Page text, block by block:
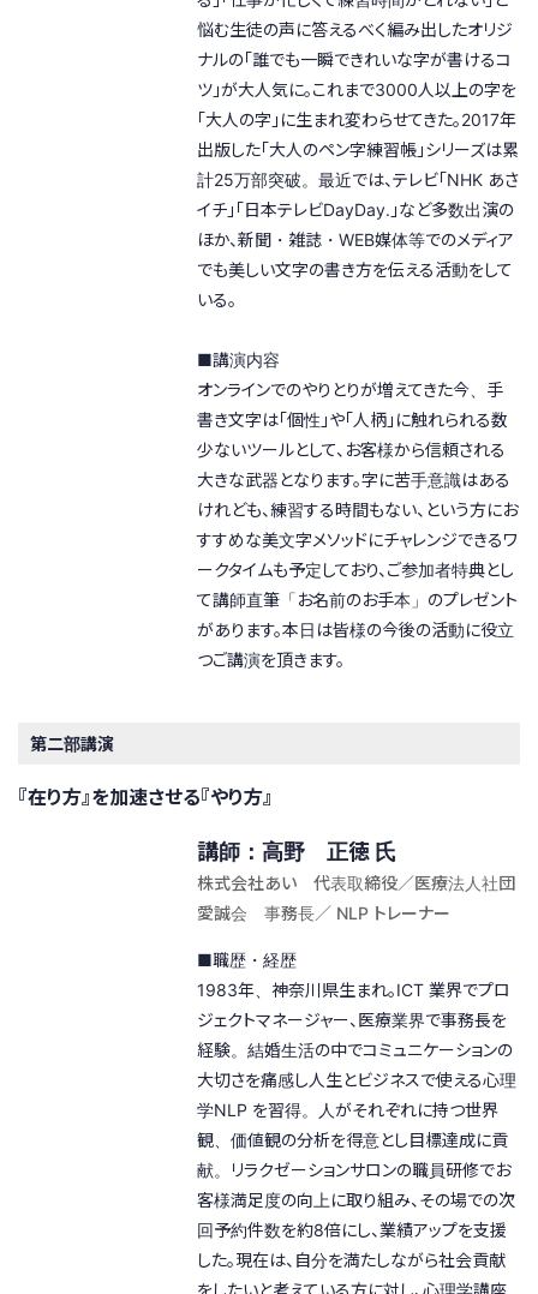
悩む生徒の声に答えるべく編み出したオリジ
ナルの「誰でも一瞬できれいな字が書けるコ
ツ」が大人気に。これまで3000人以上の字を
「大人の字」に生まれ変わらせてきた。2017年
出版した「大人のペン字練習帳」シリーズは累
計25万部突破。最近では、テレビ「NHK あさ
イチ」「日本テレビDayDay.」など多数出演の
ほか、新聞・雑誌・WEB媒体等でのメディア
でも美しい文字の書き方を伝える活動をして
いる。
■講演内容
オンラインでのやりとりが増えてきた今、手
書き文字は「個性」や「人柄」に触れられる数
少ないツールとして、お客様から信頼される
大きな武器となります。字に苦手意識はある
けれども、練習する時間もない、という方にお
すすめな美文字メソッドにチャレンジできるワ
ークタイムも予定しており、ご参加者特典とし
て講師直筆「お名前のお手本」のプレゼント
があります。本日は皆様の今後の活動に役立
つご講演を頂きます。
第二部講演
『在り方』を加速させる『やり方』
講師：高野 正徳 氏
株式会社あい 代表取締役／医療法人社団
愛誠会 事務長／ NLP トレーナー
■職歴・経歴
1983年、神奈川県生まれ。ICT 業界でプロ
ジェクトマネージャー、医療業界で事務長を
経験。結婚生活の中でコミュニケーションの
大切さを痛感し人生とビジネスで使える心理
学NLP を習得。人がそれぞれに持つ世界
観、価値観の分析を得意とし目標達成に貢
献。リラクゼーションサロンの職員研修でお
客様満足度の向上に取り組み、その場での次
回予約件数を約8倍にし、業績アップを支援
した。現在は、自分を満たしながら社会貢献
をしたいと考えている方に対し、心理学講座